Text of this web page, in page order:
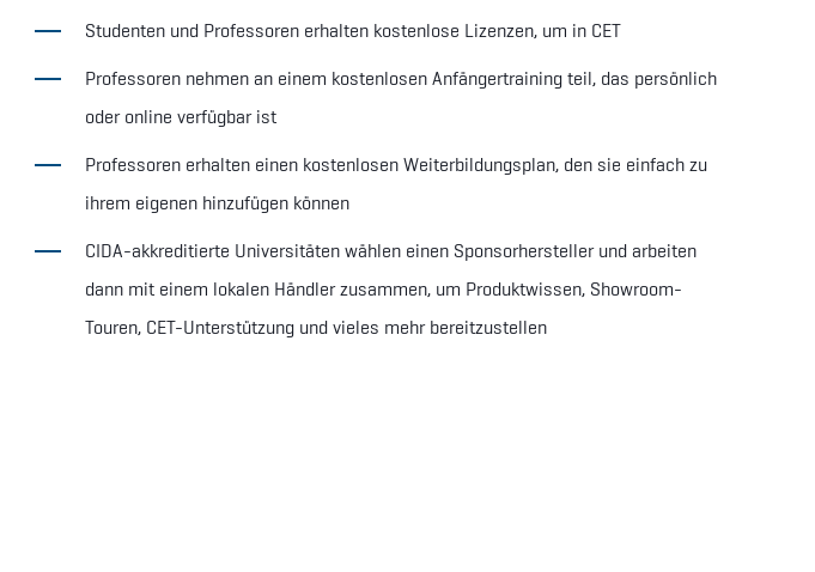
Studenten und Professoren erhalten kostenlose Lizenzen, um in CET
Professoren nehmen an einem kostenlosen Anfängertraining teil, das persönlich
oder online verfügbar ist
Professoren erhalten einen kostenlosen Weiterbildungsplan, den sie einfach zu
ihrem eigenen hinzufügen können
CIDA-akkreditierte Universitäten wählen einen Sponsorhersteller und arbeiten
dann mit einem lokalen Händler zusammen, um Produktwissen, Showroom-
Touren, CET-Unterstützung und vieles mehr bereitzustellen